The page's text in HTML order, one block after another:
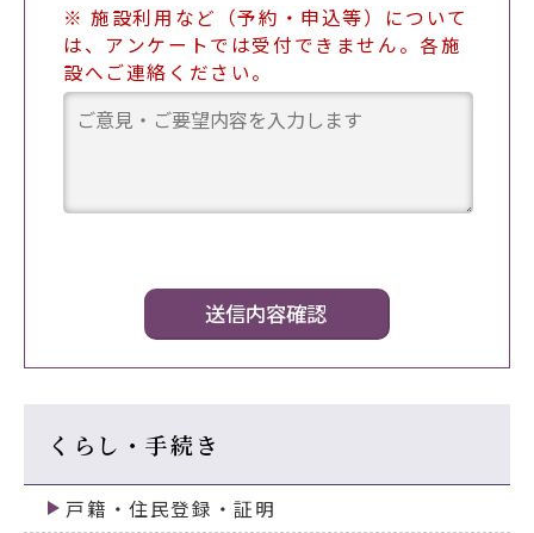
※ 施設利用など（予約・申込等）について
は、アンケートでは受付できません。各施
設へご連絡ください。
くらし・手続き
戸籍・住民登録・証明